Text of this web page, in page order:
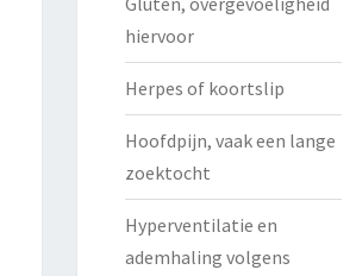
hiervoor
Herpes of koortslip
Hoofdpijn, vaak een lange
zoektocht
Hyperventilatie en
ademhaling volgens